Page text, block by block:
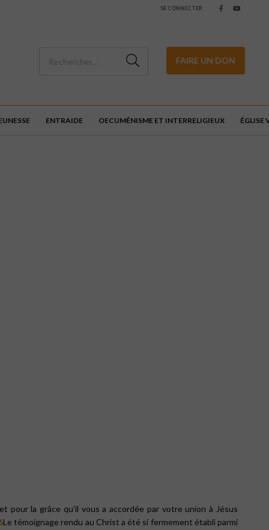
SE CONNECTER
FAIRE UN DON
ENTRAIDE OECUMÉNISME ET INTERRELIGIEUX ÉGLISE
la grâce qu’il vous a accordée par votre union à Jésus
Le témoignage rendu au Christ a été si fermement établi parmi